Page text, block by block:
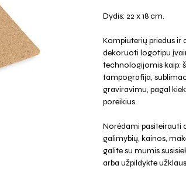
Dydis: 22 x 18 cm.
Kompiuterių priedus ir
dekoruoti logotipu
technologijomis kaip:
tampografija,
graviravimu, pagal
poreikius.
Norėdami pasiteirauti
galimybių, kainos,
galite su mumis
arba užpildykte